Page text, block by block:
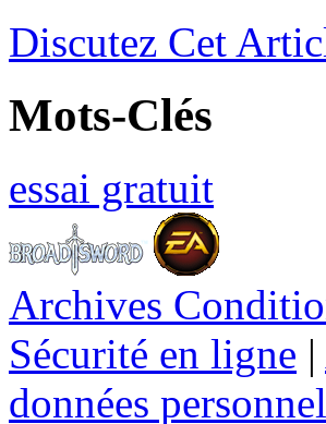
Discutez Cet
Mots-Clés
essai gratuit
Archives
Sécurité en ligne |
données